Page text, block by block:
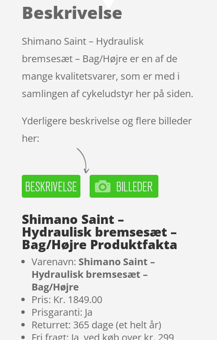
på
mmelser
Beskrivelse
Shimano Saint – Hydraulisk
bremsesæt – Bag/Højre er en af de
mange kvalitetsvarer, som er med i
samlingen af cykeludstyr her på siden.
Yderligere beskrivelse og flere billeder
her:
Shimano Saint –
Hydraulisk bremsesæt –
Bag/Højre Produktfakta
Varenavn: Shimano Saint –
Hydraulisk bremsesæt –
Bag/Højre
Pris: Kr. 1849.00
Prisgaranti: Ja
Returret: 365 dage (et helt år)
Fri fragt: Ja, ved køb over kr. 299